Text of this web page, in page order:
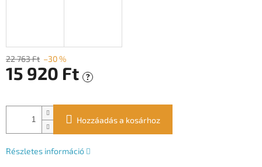
22 763 Ft –30 %
15 920 Ft ?
Hozzáadás a kosárhoz
Részletes információ